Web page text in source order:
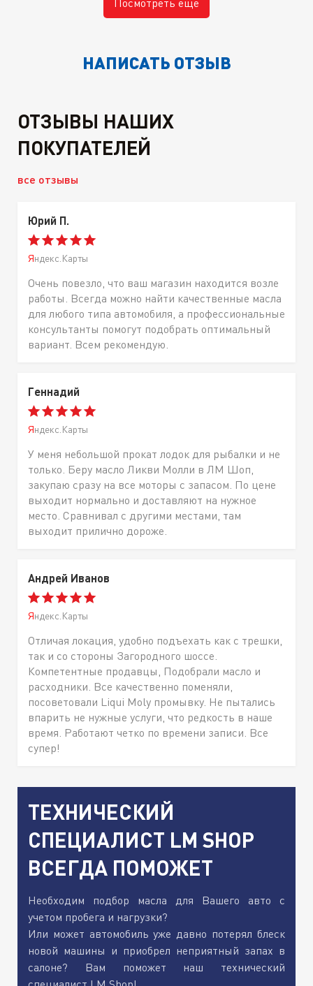
Посмотреть еще
НАПИСАТЬ ОТЗЫВ
ОТЗЫВЫ НАШИХ
ПОКУПАТЕЛЕЙ
все отзывы
Юрий П.
Яндекс.Карты
Очень повезло, что ваш магазин находится возле
работы. Всегда можно найти качественные масла
для любого типа автомобиля, а профессиональные
консультанты помогут подобрать оптимальный
вариант. Всем рекомендую.
Геннадий
Яндекс.Карты
У меня небольшой прокат лодок для рыбалки и не
только. Беру масло Ликви Молли в ЛМ Шоп,
закупаю сразу на все моторы с запасом. По цене
выходит нормально и доставляют на нужное
место. Сравнивал с другими местами, там
выходит прилично дороже.
Андрей Иванов
Яндекс.Карты
Отличая локация, удобно подъехать как с трешки,
так и со стороны Загородного шоссе.
Компетентные продавцы, Подобрали масло и
расходники. Все качественно поменяли,
посоветовали Liqui Moly промывку. Не пытались
впарить не нужные услуги, что редкость в наше
время. Работают четко по времени записи. Все
супер!
ТЕХНИЧЕСКИЙ
СПЕЦИАЛИСТ LM SHOP
ВСЕГДА ПОМОЖЕТ
Необходим подбор масла для Вашего авто с
учетом пробега и нагрузки?
Или может автомобиль уже давно потерял блеск
новой машины и приобрел неприятный запах в
салоне? Вам поможет наш технический